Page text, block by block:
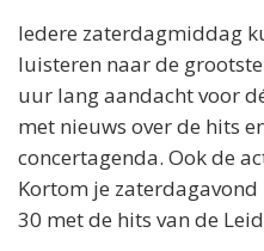
Iedere zaterdagmiddag
luisteren naar de
uur lang aandacht voor
met nieuws over de hits
concertagenda. Ook de
Kortom je
30 met de hits van de